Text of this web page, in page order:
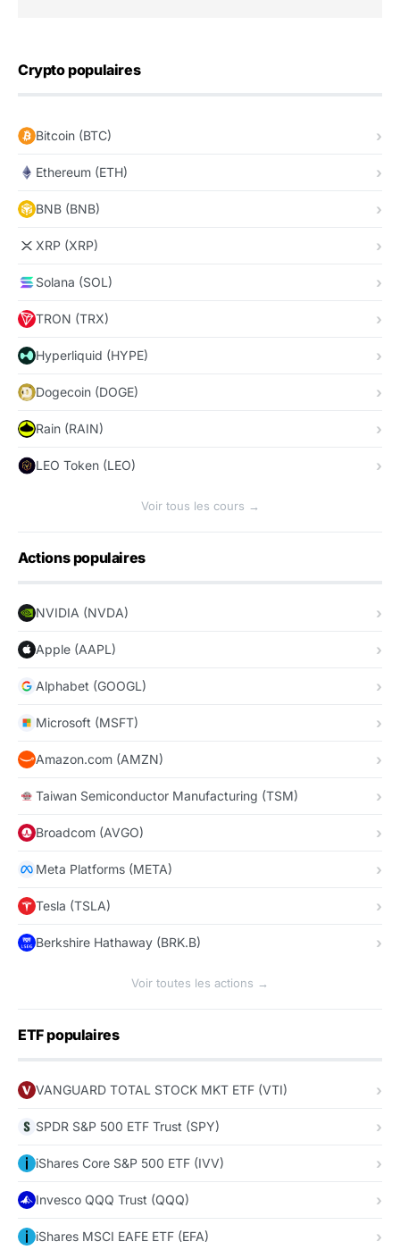
Crypto populaires
Bitcoin (BTC)
Ethereum (ETH)
BNB (BNB)
XRP (XRP)
Solana (SOL)
TRON (TRX)
Hyperliquid (HYPE)
Dogecoin (DOGE)
Rain (RAIN)
LEO Token (LEO)
Voir tous les cours →
Actions populaires
NVIDIA (NVDA)
Apple (AAPL)
Alphabet (GOOGL)
Microsoft (MSFT)
Amazon.com (AMZN)
Taiwan Semiconductor Manufacturing (TSM)
Broadcom (AVGO)
Meta Platforms (META)
Tesla (TSLA)
Berkshire Hathaway (BRK.B)
Voir toutes les actions →
ETF populaires
VANGUARD TOTAL STOCK MKT ETF (VTI)
SPDR S&P 500 ETF Trust (SPY)
iShares Core S&P 500 ETF (IVV)
Invesco QQQ Trust (QQQ)
iShares MSCI EAFE ETF (EFA)